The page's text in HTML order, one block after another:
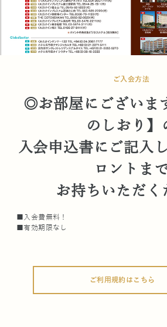
ご入会方法
◎お部屋にございま
のしおり】
入会申込書にご記入
ロントま
お持ちいただ
■入会費無料！
■有効期限なし
ご利用規約はこちら